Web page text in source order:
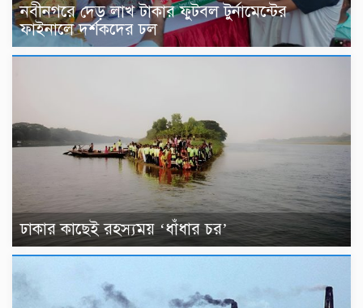
নবীনগরে দেড় লাখ টাকার ফুটবল টুর্নামেন্টের
ফাইনালে দর্শকদের ঢল
ঢাকার কাছেই রহস্যময় ‘ধাঁধার চর’